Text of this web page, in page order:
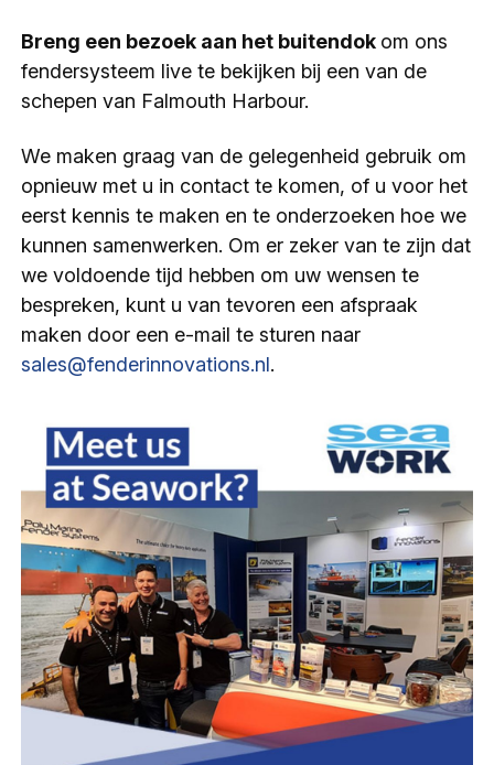
Breng een bezoek aan het buitendok om ons
fendersysteem live te bekijken bij een van de
schepen van Falmouth Harbour.
We maken graag van de gelegenheid gebruik om
opnieuw met u in contact te komen, of u voor het
eerst kennis te maken en te onderzoeken hoe we
kunnen samenwerken. Om er zeker van te zijn dat
we voldoende tijd hebben om uw wensen te
bespreken, kunt u van tevoren een afspraak
maken door een e-mail te sturen naar
sales@fenderinnovations.nl.